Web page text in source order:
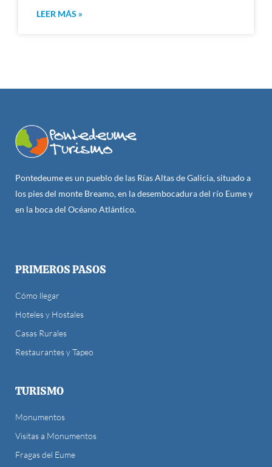
LEER MÁS »
Pontedeume es un pueblo de las Rías Altas de Galicia, situado a
los pies del monte Breamo, en la desembocadura del río Eume y
en la boca del Océano Atlántico.
PRIMEROS PASOS
Cómo llegar
Hoteles y Hostales
Casas Rurales
Restaurantes y Tapeo
TURISMO
Monumentos
Visitas a Monumentos
Fragas del Eume